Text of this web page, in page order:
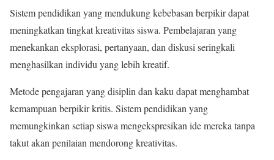
Sistem pendidikan yang mendukung kebebasan berpikir dapat
meningkatkan tingkat kreativitas siswa. Pembelajaran yang
menekankan eksplorasi, pertanyaan, dan diskusi seringkali
menghasilkan individu yang lebih kreatif.
Metode pengajaran yang disiplin dan kaku dapat menghambat
kemampuan berpikir kritis. Sistem pendidikan yang
memungkinkan setiap siswa mengekspresikan ide mereka tanpa
takut akan penilaian mendorong kreativitas.